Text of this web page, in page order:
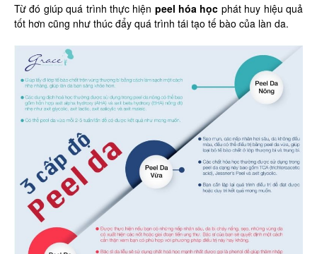
Từ đó giúp quá trình thực hiện peel hóa học phát huy hiệu quả
tốt hơn cũng như thúc đẩy quá trình tái tạo tế bào của làn da.